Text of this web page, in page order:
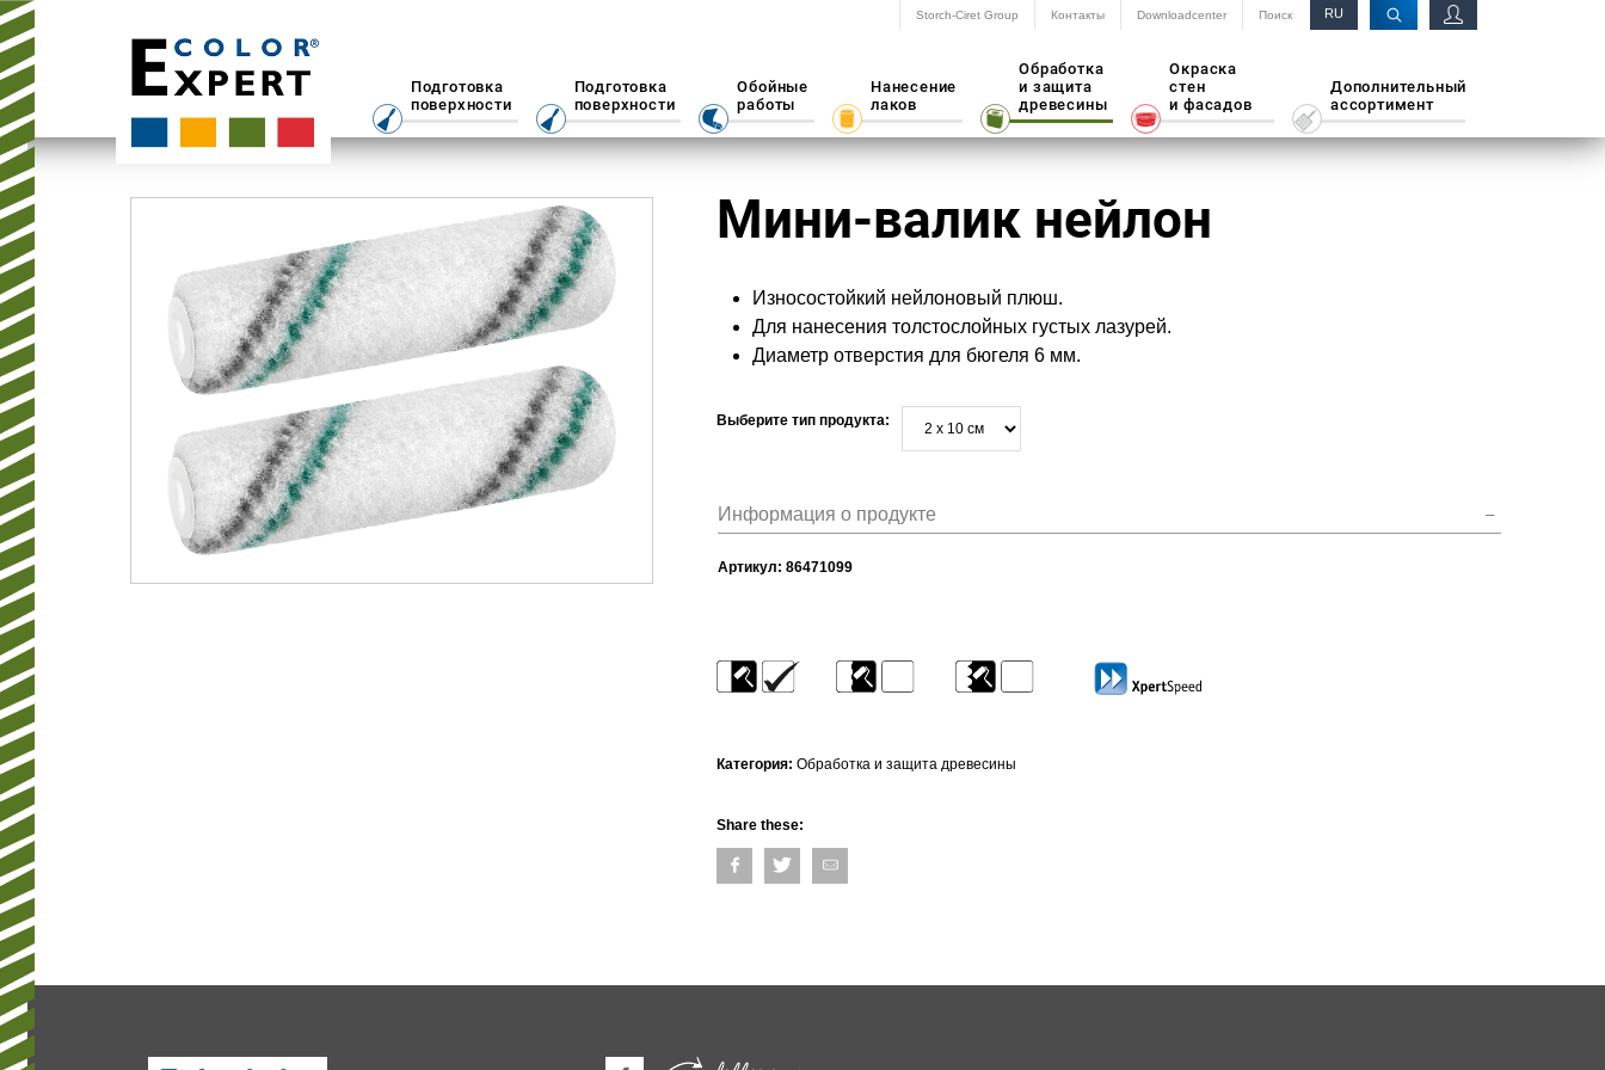
Storch-Ciret Group Контакты Downloadcenter Поиск RU
Подготовка
поверхности
Подготовка
поверхности
Обойные
работы
Нанесение
лаков
Обработка
и защита
древесины
Окраска
стен
и фасадов
Дополнительный
ассортимент
Мини-валик нейлон
Износостойкий нейлоновый плюш.
Для нанесения толстослойных густых лазурей.
Диаметр отверстия для бюгеля 6 мм.
Выберите тип продукта:
Информация о продукте
Артикул:86471099
Категория:Обработка и защита древесины
Share these: